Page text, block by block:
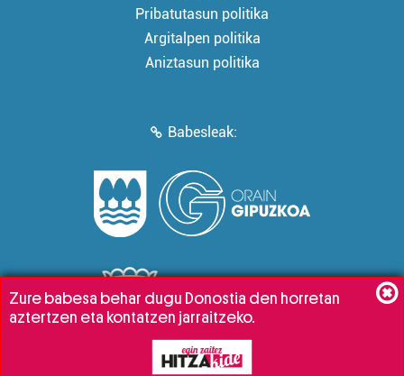
Pribatutasun politika
Argitalpen politika
Aniztasun politika
Babesleak:
Zure babesa behar dugu Donostia den horretan
aztertzen eta kontatzen jarraitzeko.